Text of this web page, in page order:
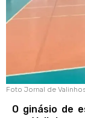
Foto Jornal de
O ginásio de